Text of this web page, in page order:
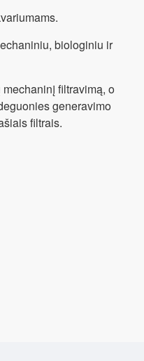
biologiniu ir
filtravimą, o
generavimo
filtrais.